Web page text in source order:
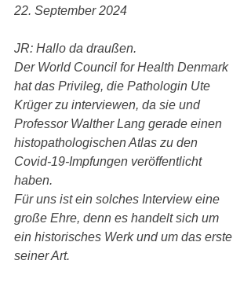
22. September 2024
JR: Hallo da draußen.
Der World Council for Health Denmark
hat das Privileg, die Pathologin Ute
Krüger zu interviewen, da sie und
Professor Walther Lang gerade einen
histopathologischen Atlas zu den
Covid-19-Impfungen veröffentlicht
haben.
Für uns ist ein solches Interview eine
große Ehre, denn es handelt sich um
ein historisches Werk und um das erste
seiner Art.